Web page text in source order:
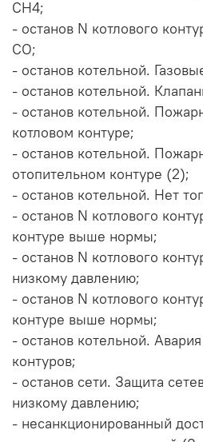
СН4;
- останов N котлового
СО;
- останов котельной.
- останов котельной.
- останов котельной.
котловом контуре;
- останов котельной.
отопительном контуре (2);
- останов котельной. Нет
- останов N котлового
контуре выше нормы;
- останов N котлового
низкому давлению;
- останов N котлового
контуре выше нормы;
- останов котельной.
контуров;
- останов сети. Защита
низкому давлению;
- несанкционированный